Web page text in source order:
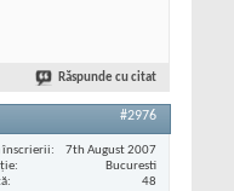
Răspunde cu citat
#2976
înscrierii
7th August 2007
Bucuresti
48